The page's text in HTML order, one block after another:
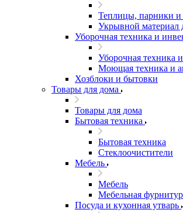
Теплицы, парники и
Укрывной материал
Уборочная техника и
Уборочная техника
Моющая техника и
Хозблоки и бытовки
Товары для дома
Товары для дома
Бытовая техника
Бытовая техника
Стеклоочистители
Мебель
Мебель
Мебельная
Посуда и кухонная утварь